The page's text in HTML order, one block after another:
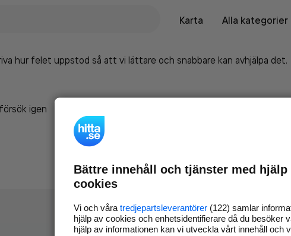
Karta
Alla kategorier
hur felet uppstod så att vi lättare och snabbare kan avhjälpa det.
igen
Bättre innehåll och tjänster med hjälp
cookies
Vi och våra tredjepartsleverantörer (122) samlar
hjälp av cookies och enhetsidentifierare då du besöker
hjälp av informationen kan vi utveckla vårt innehåll och